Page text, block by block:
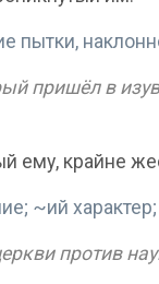
пытки,
пришёл в
ему, крайне
~ий
против